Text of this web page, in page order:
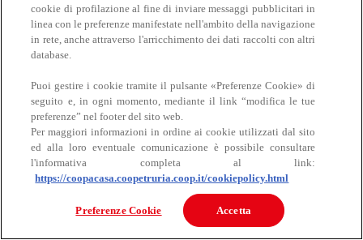
Carne
Carne
Bovino
cookie di profilazione al fine di inviare messaggi pubblicitari in
linea con le preferenze manifestate nell'ambito della navigazione
in rete, anche attraverso l'arricchimento dei dati raccolti con altri
database.
Puoi gestire i cookie tramite il pulsante «Preferenze Cookie» di
seguito e, in ogni momento, mediante il link “modifica le tue
preferenze” nel footer del sito web.
Per maggiori informazioni in ordine ai cookie utilizzati dal sito
ed alla loro eventuale comunicazione è possibile consultare
l'informativa completa al link:
https://coopacasa.coopetruria.coop.it/cookiepolicy.html
Preferenze Cookie Accetta